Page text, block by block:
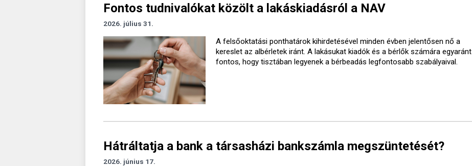
Fontos tudnivalókat közölt a lakáskiadásról a NAV
2026. július 31.
A felsőoktatási ponthatárok kihirdetésével minden évben jelentősen nő a
kereslet az albérletek iránt. A lakásukat kiadók és a bérlők számára egyaránt
fontos, hogy tisztában legyenek a bérbeadás legfontosabb szabályaival.
Hátráltatja a bank a társasházi bankszámla megszüntetését?
2026. június 17.